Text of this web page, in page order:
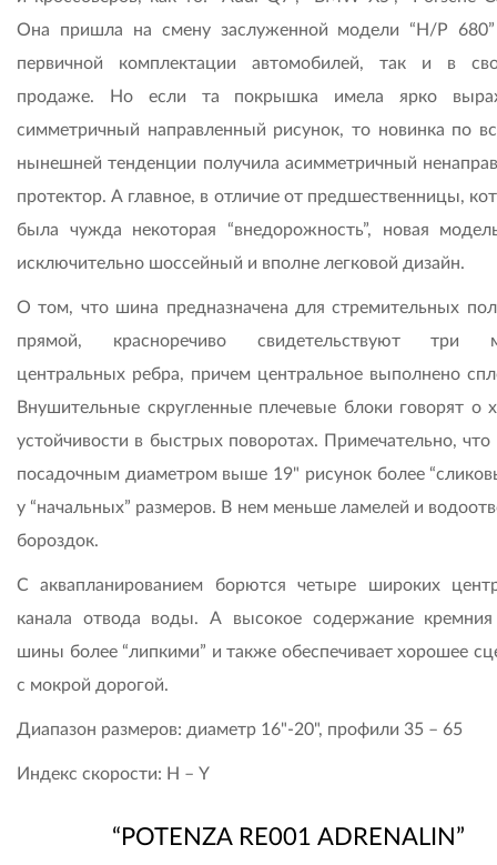
Она пришла на смену заслуженной модели “H/P
первичной комплектации автомобилей, так и в
продаже. Но если та покрышка имела ярко
симметричный направленный рисунок, то новинка по
нынешней тенденции получила асимметричный
протектор. А главное, в отличие от предшественницы,
была чужда некоторая “внедорожность”, новая
исключительно шоссейный и вполне легковой дизайн.
О том, что шина предназначена для стремительных
прямой, красноречиво свидетельствуют три
центральных ребра, причем центральное выполнено
Внушительные скругленные плечевые блоки говорят о
устойчивости в быстрых поворотах. Примечательно,
посадочным диаметром выше 19" рисунок более
у “начальных” размеров. В нем меньше ламелей и
бороздок.
С аквапланированием борются четыре широких
канала отвода воды. А высокое содержание кремния
шины более “липкими” и также обеспечивает хорошее
с мокрой дорогой.
Диапазон размеров: диаметр 16"-20", профили 35 – 65
Индекс скорости: Н – Y
“POTENZA RE001 ADRENALIN”